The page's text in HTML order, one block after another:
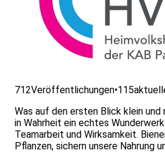
712Veröffentlichungen•115
Was auf den ersten Blick klein
in Wahrheit ein echtes
Teamarbeit und Wirksamkeit.
Pflanzen, sichern unsere Nahrung